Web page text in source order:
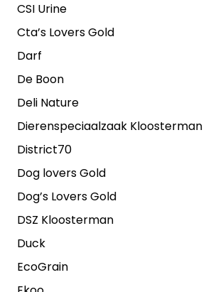
CSI Urine
Cta’s Lovers Gold
Darf
De Boon
Deli Nature
Dierenspeciaalzaak Kloosterman
District70
Dog lovers Gold
Dog’s Lovers Gold
DSZ Kloosterman
Duck
EcoGrain